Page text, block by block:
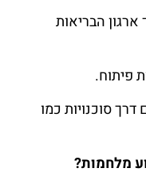
הבריאות
פיתוח.
סוכנויות כמו
מלחמות?